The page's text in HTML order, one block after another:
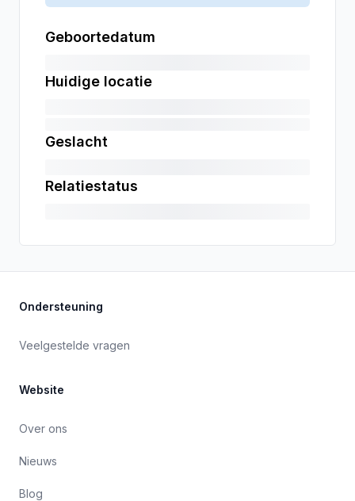
Geboortedatum
Huidige locatie
Geslacht
Relatiestatus
Ondersteuning
Veelgestelde vragen
Website
Over ons
Nieuws
Blog